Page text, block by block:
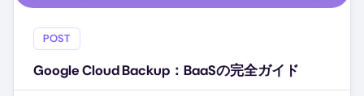
POST
Google Cloud Backup：BaaSの完全ガイド